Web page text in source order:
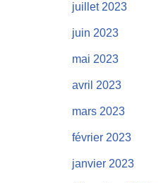
juillet 2023
juin 2023
mai 2023
avril 2023
mars 2023
février 2023
janvier 2023